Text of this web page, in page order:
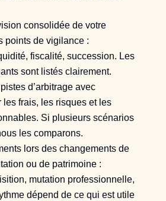
consolidée de votre
points de vigilance :
fiscalité, succession. Les
sont listés clairement.
d’arbitrage avec
les frais, les risques et les
Si plusieurs scénarios
les comparons.
lors des changements de
ou de patrimoine :
mutation professionnelle,
dépend de ce qui est utile